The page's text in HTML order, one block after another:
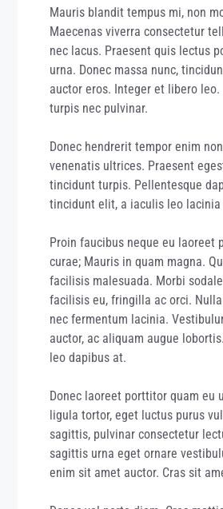
Mauris blandit tempus mi, non
Maecenas viverra consectetur
nec lacus. Praesent quis lectus
urna. Donec massa nunc,
auctor eros. Integer et libero
turpis nec pulvinar.
Donec hendrerit tempor enim
venenatis ultrices. Praesent
tincidunt turpis. Pellentesque
tincidunt elit, a iaculis leo
Proin faucibus neque eu
curae; Mauris in quam magna.
facilisis malesuada. Morbi
facilisis eu, fringilla ac orci.
nec fermentum lacinia.
auctor, ac aliquam augue
leo dapibus at.
Donec laoreet porttitor quam eu
ligula tortor, eget luctus purus
sagittis, pulvinar consectetur
sagittis urna eget ornare
enim sit amet auctor. Cras sit